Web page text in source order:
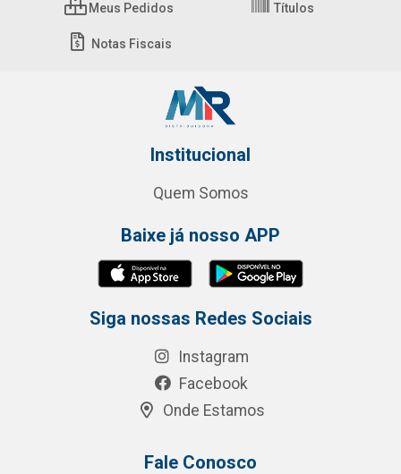
Meus Pedidos Títulos
Notas Fiscais
Institucional
Quem Somos
Baixe já nosso APP
Siga nossas Redes Sociais
Instagram
Facebook
Onde Estamos
Fale Conosco